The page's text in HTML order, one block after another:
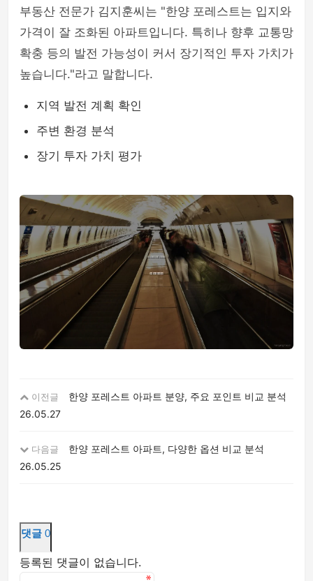
부동산 전문가 김지훈씨는 "한양 포레스트는 입지와
가격이 잘 조화된 아파트입니다. 특히나 향후 교통망
확충 등의 발전 가능성이 커서 장기적인 투자 가치가
높습니다."라고 말합니다.
지역 발전 계획 확인
주변 환경 분석
장기 투자 가치 평가
이전글
한양 포레스트 아파트 분양, 주요 포인트 비교 분석
26.05.27
다음글
한양 포레스트 아파트, 다양한 옵션 비교 분석
26.05.25
댓글 0
등록된 댓글이 없습니다.